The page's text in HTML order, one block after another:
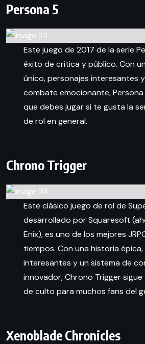
Persona 5
Este juego de 2017 de la serie
éxito de crítica y público. Con
único, personajes interesantes
combate emocionante, Persona
que debes jugar si te gusta la
de rol en general.
Chrono Trigger
Este clásico juego de rol de
desarrollado por Squaresoft
Enix), es uno de los mejores
tiempos. Con una historia
interesantes y un sistema de
innovador, Chrono Trigger
de culto para muchos fans del
Xenoblade Chronicles